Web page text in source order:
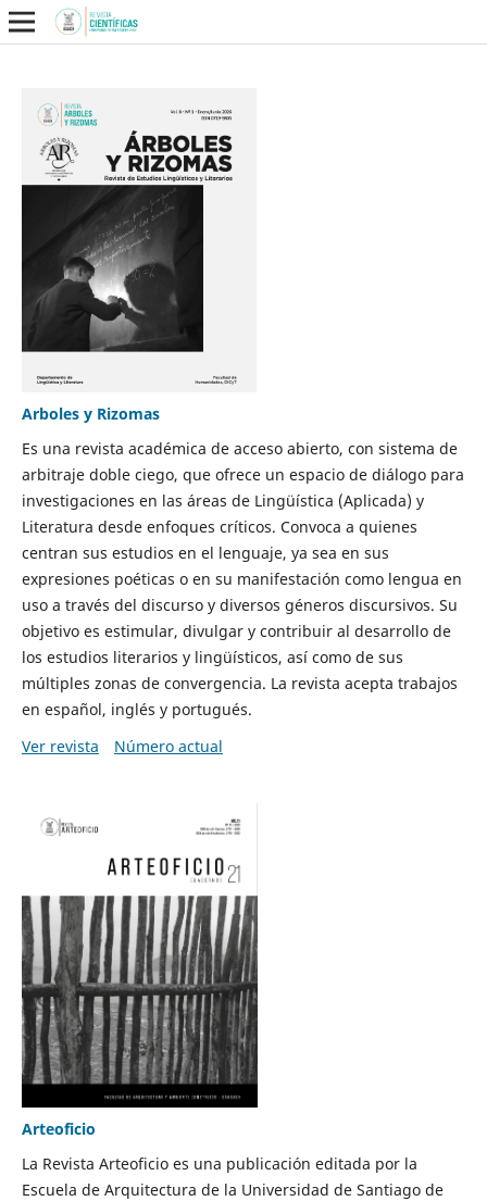
Arboles y Rizomas
Es una revista académica de acceso abierto, con sistema de
arbitraje doble ciego, que ofrece un espacio de diálogo para
investigaciones en las áreas de Lingüística (Aplicada) y
Literatura desde enfoques críticos. Convoca a quienes
centran sus estudios en el lenguaje, ya sea en sus
expresiones poéticas o en su manifestación como lengua en
uso a través del discurso y diversos géneros discursivos. Su
objetivo es estimular, divulgar y contribuir al desarrollo de
los estudios literarios y lingüísticos, así como de sus
múltiples zonas de convergencia. La revista acepta trabajos
en español, inglés y portugués.
Ver revista
Número actual
Arteoficio
La Revista Arteoficio es una publicación editada por la
Escuela de Arquitectura de la Universidad de Santiago de